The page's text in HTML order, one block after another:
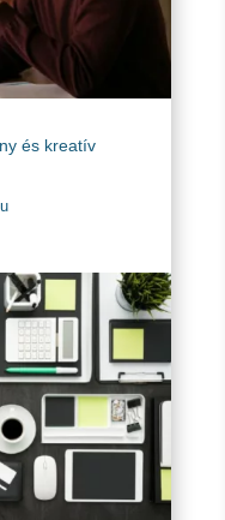
és kreatív